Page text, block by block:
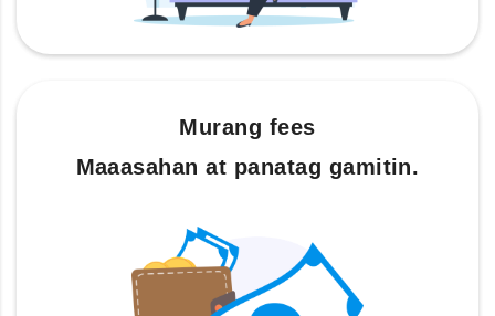
Murang fees
Maaasahan at panatag gamitin.